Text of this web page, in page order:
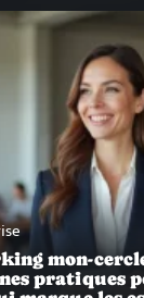
mon-
pratiques